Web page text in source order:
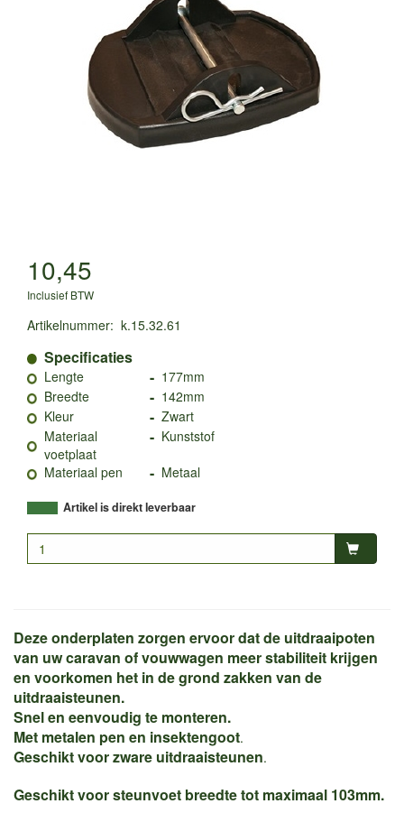
10,45
Inclusief BTW
Artikelnummer: k.15.32.61
Specificaties
Lengte - 177mm
Breedte
- 142mm
Kleur
- Zwart
Materiaal
voetplaat
- Kunststof
Materiaal pen
- Metaal
Artikel is direkt leverbaar
Deze onderplaten zorgen ervoor dat de uitdraaipoten
van uw caravan of vouwwagen meer stabiliteit krijgen
en voorkomen het in de grond zakken van de
uitdraaisteunen.
Snel en eenvoudig te monteren.
Met metalen pen en insektengoot.
Geschikt voor zware uitdraaisteunen.
Geschikt voor steunvoet breedte tot maximaal 103mm.